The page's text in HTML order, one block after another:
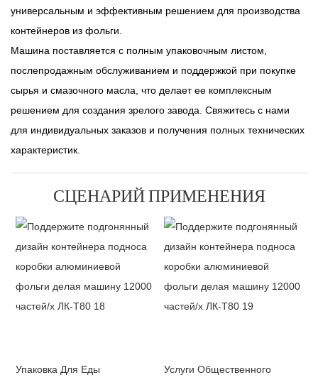
универсальным и эффективным решением для производства
контейнеров из фольги.
Машина поставляется с полным упаковочным листом,
послепродажным обслуживанием и поддержкой при покупке
сырья и смазочного масла, что делает ее комплексным
решением для создания зрелого завода. Свяжитесь с нами
для индивидуальных заказов и получения полных технических
характеристик.
СЦЕНАРИЙ ПРИМЕНЕНИЯ
Упаковка Для Еды
Услуги Общественного